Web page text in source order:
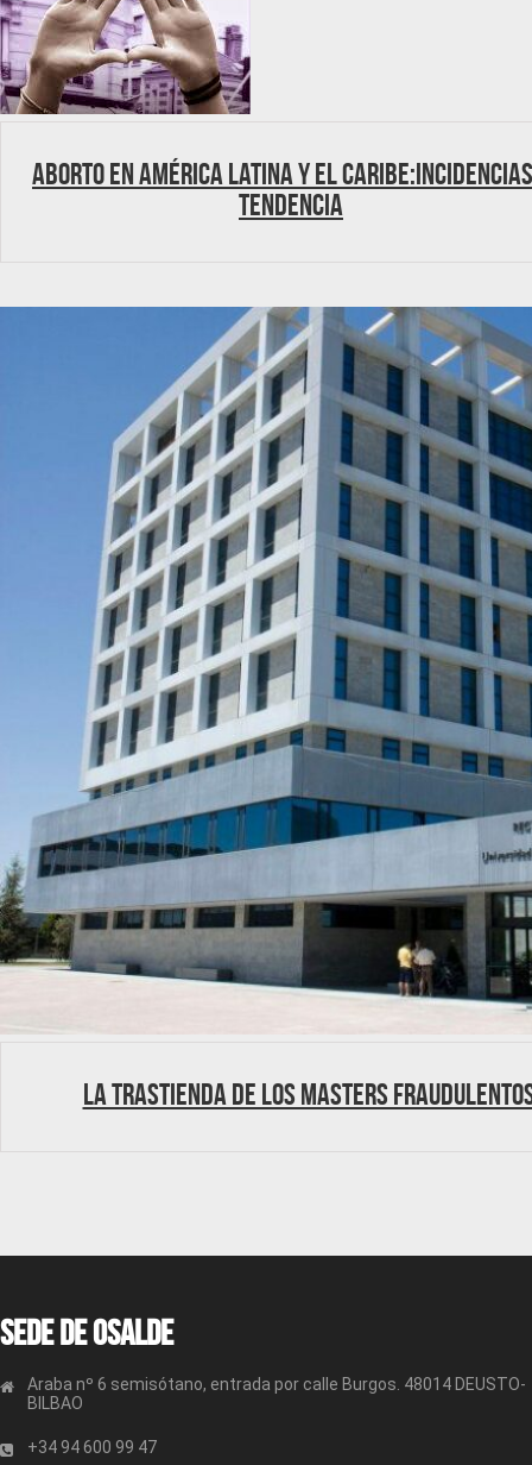
Aborto en América Latina y el
tendencia
La trastienda de los masters
Sede de OSALDE
Araba nº 6 semisótano, entrada por calle Burgos. 48014 DEUSTO-
BILBAO
+34 94 600 99 47